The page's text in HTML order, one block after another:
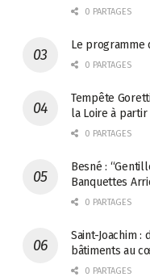
0 PARTAGES
Le programme
0 PARTAGES
Tempête
la Loire à
0 PARTAGES
Besné :
Banquettes
0 PARTAGES
Saint-Joachim
bâtiments au
0 PARTAGES